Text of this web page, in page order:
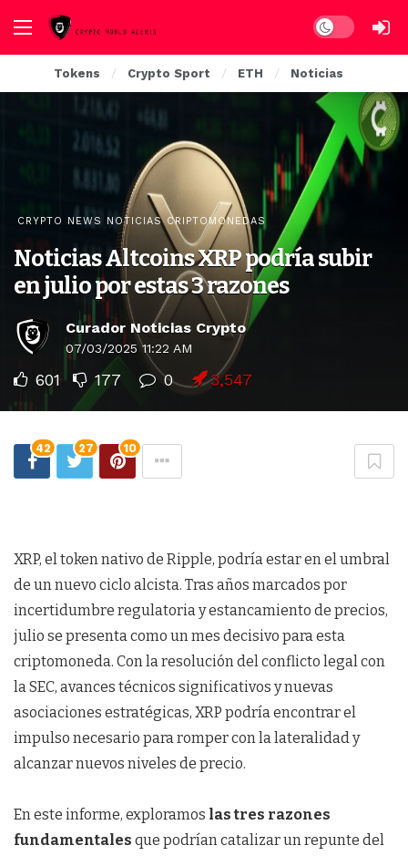
Dark mode
Tokens Crypto Sport ETH Noticias
CRYPTO NEWS NOTICIAS CRIPTOMONEDAS
Noticias Altcoins XRP podría subir
en julio por estas 3 razones
Curador Noticias Crypto
07/03/2025 11:22 AM
601 177 0 3,547
42 27 10
XRP, el token nativo de Ripple, podría estar en el umbral
de un nuevo ciclo alcista. Tras años marcados por
incertidumbre regulatoria y estancamiento de precios,
julio se presenta como un mes decisivo para esta
criptomoneda. Con la resolución del conflicto legal con
la SEC, avances técnicos significativos y nuevas
asociaciones estratégicas, XRP podría encontrar el
impulso necesario para romper con la lateralidad y
alcanzar nuevos niveles de precio.
En este informe, exploramos las tres razones
fundamentales que podrían catalizar un repunte del